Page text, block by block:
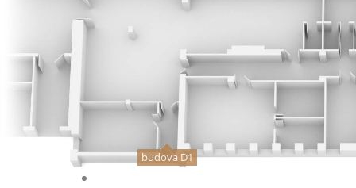
budova D1